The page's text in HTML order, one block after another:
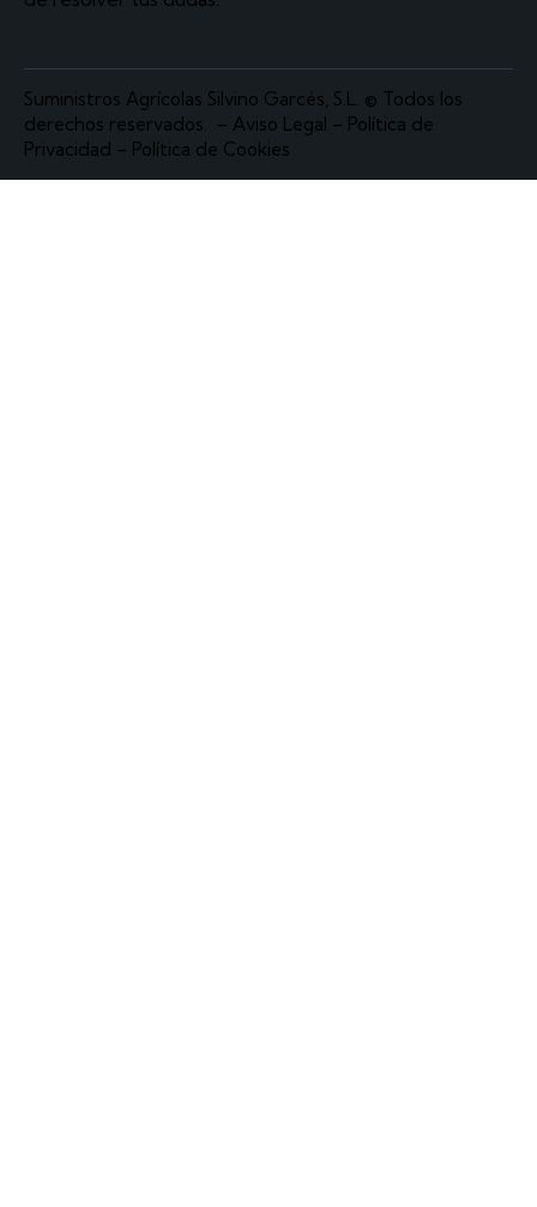
Suministros Agrícolas Silvino Garcés, S.L. © Todos los
derechos reservados. – Aviso Legal – Política de
Privacidad – Política de Cookies